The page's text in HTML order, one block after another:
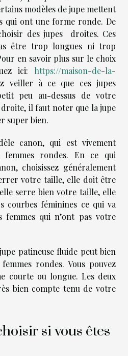
modèles de jupe mettent
qui ont une forme ronde. De
des jupes droites. Ces
être trop longues ni trop
en savoir plus sur le choix
ici: https://maison-de-la-
veiller à ce que ces jupes
peu au-dessus de votre
il faut noter que la jupe
super bien.
canon, qui est vivement
rondes. En ce qui
choisissez généralement
votre taille, elle doit être
serre bien votre taille, elle
courbes féminines ce qui va
femmes qui n’ont pas votre
patineuse fluide peut bien
rondes. Vous pouvez
ou longue. Les deux
bien compte tenu de votre
si vous êtes